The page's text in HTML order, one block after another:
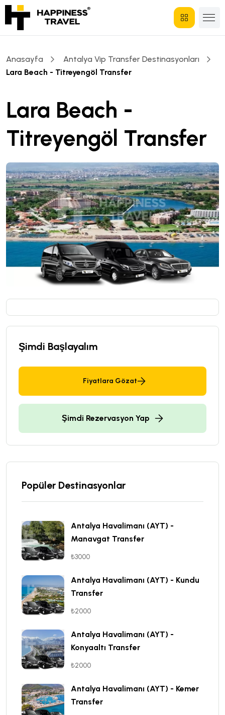
Anasayfa
Antalya Vip Transfer Destinasyonları
Lara Beach - Titreyengöl Transfer
Lara Beach -
Titreyengöl Transfer
Şimdi Başlayalım
Fiyatlara Gözat
Şimdi Rezervasyon Yap
Popüler Destinasyonlar
Antalya Havalimanı (AYT) -
Manavgat Transfer
₺3000
Antalya Havalimanı (AYT) - Kundu
Transfer
₺2000
Antalya Havalimanı (AYT) -
Konyaaltı Transfer
₺2000
Antalya Havalimanı (AYT) - Kemer
Transfer